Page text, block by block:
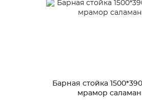
Барная стойка
мрамор